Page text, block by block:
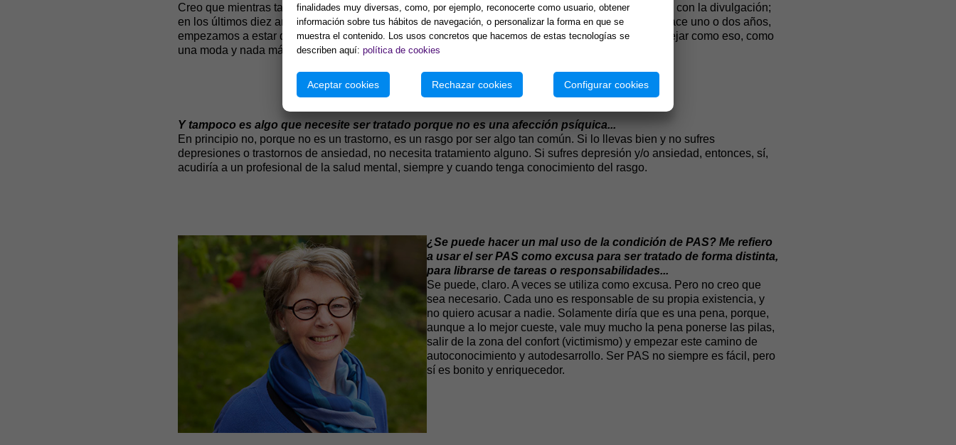
Creo que mientras tanto ya se empieza a tener en cuenta en algunos lugares. Estamos avanzando con la divulgación;
en los últimos diez años hemos conseguido cambios en este sentido hasta que, diría que desde hace uno o dos años,
empezamos a estar de moda… lo cual tampoco es tan maravilloso porque a veces se llega a manejar como eso, como
una moda y nada más.
Y tampoco es algo que necesite ser tratado porque no es una afección psíquica...
En principio no, porque no es un trastorno, es un rasgo por ser algo tan común. Si lo llevas bien y no sufres
depresiones o trastornos de ansiedad, no necesita tratamiento alguno. Si sufres depresión y/o ansiedad, entonces, sí,
acudiría a un profesional de la salud mental, siempre y cuando tenga conocimiento del rasgo.
¿Se puede hacer un mal uso de la condición de PAS? Me refiero
a usar el ser PAS como excusa para ser tratado de forma distinta,
para librarse de tareas o responsabilidades...
Se puede, claro. A veces se utiliza como excusa. Pero no creo que
sea necesario. Cada uno es responsable de su propia existencia, y
no quiero acusar a nadie. Solamente diría que es una pena, porque,
aunque a lo mejor cueste, vale muy mucho la pena ponerse las pilas,
salir de la zona del confort (victimismo) y empezar este camino de
autoconocimiento y autodesarrollo. Ser PAS no siempre es fácil, pero
sí es bonito y enriquecedor.
finalidades muy diversas, como, por ejemplo, reconocerte como usuario, obtener
información sobre tus hábitos de navegación, o personalizar la forma en que se
muestra el contenido. Los usos concretos que hacemos de estas tecnologías se
describen aquí: política de cookies
Aceptar cookies Rechazar cookies Configurar cookies